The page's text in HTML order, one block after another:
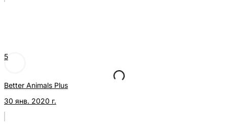
5
Better Animals Plus
30 янв. 2020 г.